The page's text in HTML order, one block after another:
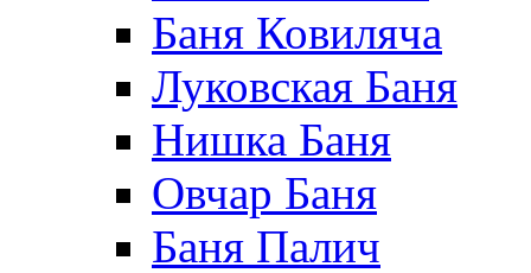
Баня Ковиляча
Луковская Баня
Нишка Баня
Овчар Баня
Баня Палич